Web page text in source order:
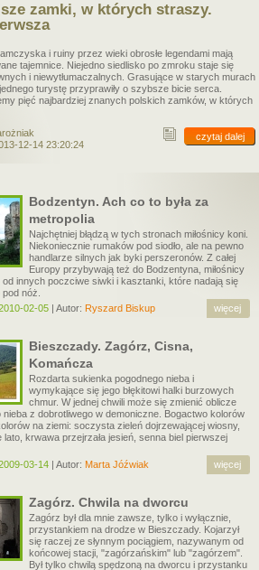
zamki, w których straszy.
i ruiny przez wieki obrosłe legendami mają
tajemnice. Niejedno siedlisko po zmroku staje się
i niewytłumaczalnych. Grasujące w starych murach
turystę przyprawiły o szybsze bicie serca.
pięć najbardziej znanych polskich zamków, w których
czytaj dalej
12-14 23:20:24
Bodzentyn. Ach co to była za
metropolia
Najchętniej błądzą w tych stronach miłośnicy koni.
Niekoniecznie rumaków pod siodło, ale na pewno
handlarze silnych jak byki perszeronów. Z całej
Europy przybywają też do Bodzentyna, miłośnicy
innych poczciwe siwki i kasztanki, które nadają się
nóż.
02-05 | Autor: Ryszard Biskup więcej
Bieszczady. Zagórz, Cisna,
Komańcza
Rozdarta sukienka pogodnego nieba i
wymykające się jego błękitowi halki burzowych
chmur. W jednej chwili może się zmienić oblicze
z dobrotliwego w demoniczne. Bogactwo kolorów
na ziemi: soczysta zieleń dojrzewającej wiosny,
lato, krwawa przejrzała jesień, senna biel pierwszej
03-14 | Autor: Marta Jóźwiak więcej
Zagórz. Chwila na dworcu
Zagórz był dla mnie zawsze, tylko i wyłącznie,
przystankiem na drodze w Bieszczady. Kojarzył
się raczej ze słynnym pociągiem, nazywanym od
końcowej stacji, "zagórzańskim" lub "zagórzem".
Był tylko chwilą spędzoną na dworcu i przystanku